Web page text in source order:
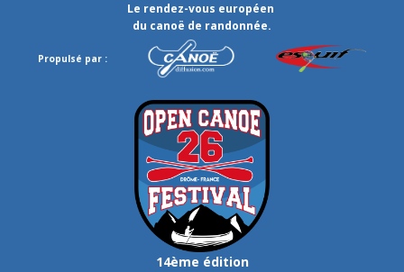
Le rendez-vous européen
du canoë de randonnée.
Propulsé par :
14ème édition